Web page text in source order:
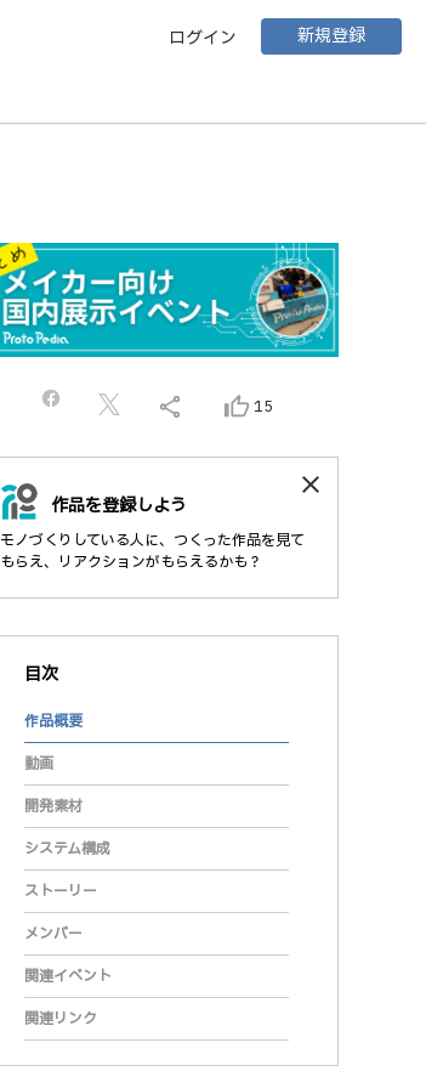
ログイン 新規登録
share thumb_up_alt 15
作品を登録しよう
モノづくりしている人に、つくった作品を見て
もらえ、リアクションがもらえるかも？
close
目次
作品概要
動画
開発素材
システム構成
ストーリー
メンバー
関連イベント
関連リンク